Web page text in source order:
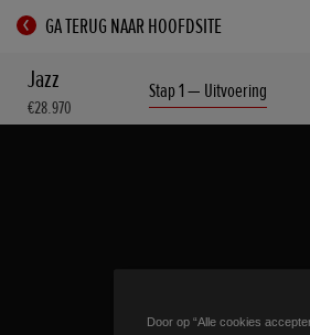
GA TERUG NAAR HOOFDSITE
Jazz
€28.970
Stap 1 — Uitvoering